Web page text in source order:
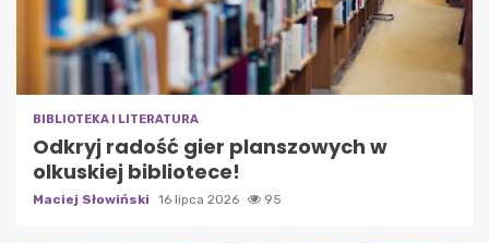
BIBLIOTEKA I LITERATURA
Odkryj radość gier planszowych w
olkuskiej bibliotece!
Maciej Słowiński 16 lipca 2026 95